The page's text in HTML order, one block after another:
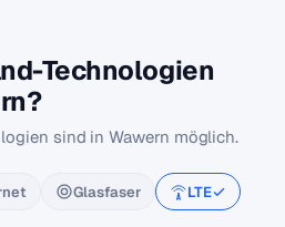
Technologien
sind in Wawern möglich.
Glasfaser
LTE